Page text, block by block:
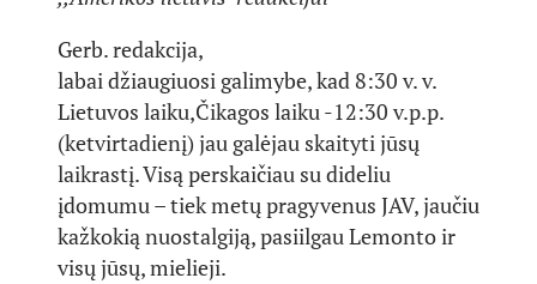
Gerb. redakcija,
labai džiaugiuosi galimybe, kad 8:30 v. v.
Lietuvos laiku,Čikagos laiku -12:30 v.p.p.
(ketvirtadienį) jau galėjau skaityti jūsų
laikrastį. Visą perskaičiau su dideliu
įdomumu – tiek metų pragyvenus JAV, jaučiu
kažkokią nuostalgiją, pasiilgau Lemonto ir
visų jūsų, mielieji.